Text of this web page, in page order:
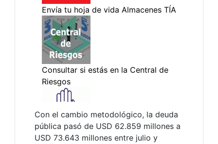
Con el cambio metodológico, la deuda
pública pasó de USD 62.859 millones a
USD 73.643 millones entre julio y